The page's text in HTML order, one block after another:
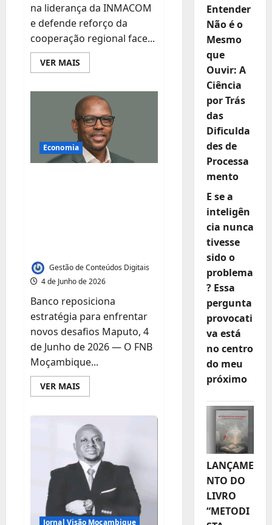
na liderança da INMACOM
e defende reforço da
cooperação regional face...
VER MAIS
mais
assume
Presidência
da
Comissão
das
Bacias
dos
Rios
Incomáti
Economia
Gestão de Conteúdos Digitais
4 de Junho de 2026
Banco reposiciona
estratégia para enfrentar
novos desafios Maputo, 4
de Junho de 2026 — O FNB
Moçambique...
VER MAIS
mais
MOÇAMBIQUE
REFORÇA
LIDERANÇA
E
ACELERA
CRESCIMENTO
Jornal Visão Moçambique
Entender
Não é o
Mesmo
que
Ouvir: A
Ciência
por Trás
das
Dificulda
des de
Processa
mento
E se a
inteligên
cia nunca
tivesse
sido o
problema
? Essa
pergunta
provocati
va está
no centro
do meu
próximo
LANÇAME
NTO DO
LIVRO
“METODI